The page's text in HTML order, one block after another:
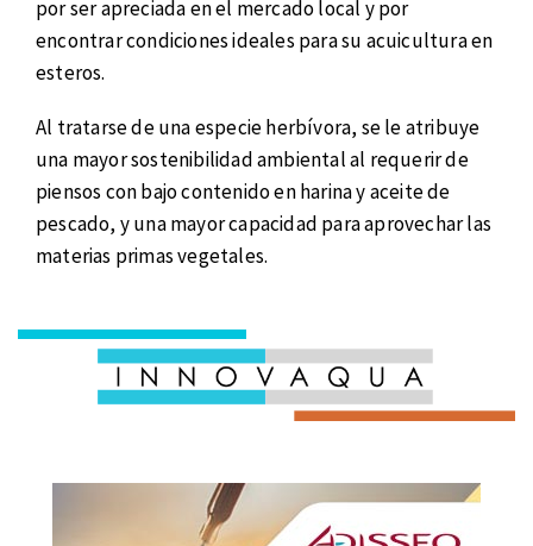
por ser apreciada en el mercado local y por
encontrar condiciones ideales para su acuicultura en
esteros.
Al tratarse de una especie herbívora, se le atribuye
una mayor sostenibilidad ambiental al requerir de
piensos con bajo contenido en harina y aceite de
pescado, y una mayor capacidad para aprovechar las
materias primas vegetales.